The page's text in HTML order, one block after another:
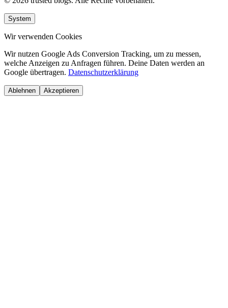
System
Wir verwenden Cookies
Wir nutzen Google Ads Conversion Tracking, um zu messen,
welche Anzeigen zu Anfragen führen. Deine Daten werden an
Google übertragen. Datenschutzerklärung
Ablehnen Akzeptieren